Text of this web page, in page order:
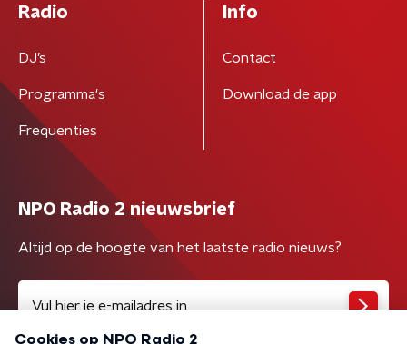
Radio
DJ’s
Programma's
Frequenties
Info
Contact
Download de app
NPO Radio 2 nieuwsbrief
Altijd op de hoogte van het laatste radio nieuws?